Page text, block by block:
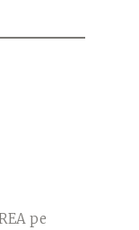
pe